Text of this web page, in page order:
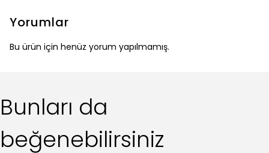
Yorumlar
Bu ürün için henüz yorum yapılmamış.
Bunları da
beğenebilirsiniz